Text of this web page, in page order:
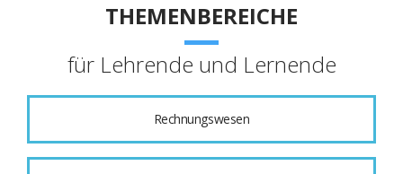
THEMENBEREICHE
für Lehrende und Lernende
Rechnungswesen